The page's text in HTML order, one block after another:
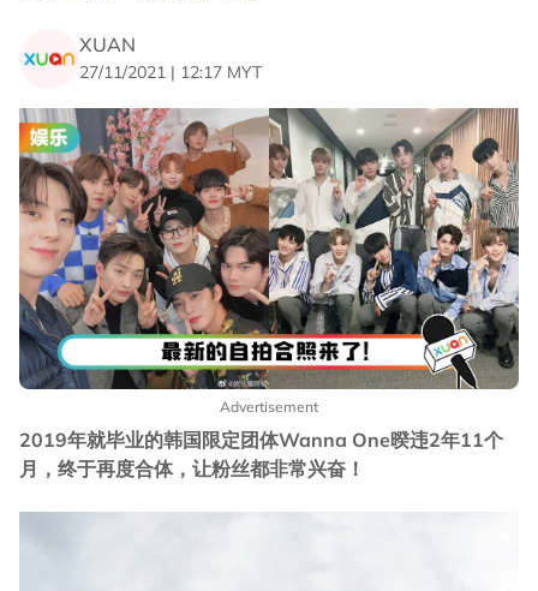
XUAN
27/11/2021 | 12:17 MYT
Advertisement
2019年就毕业的韩国限定团体Wanna One暌违2年11个
月，终于再度合体，让粉丝都非常兴奋！